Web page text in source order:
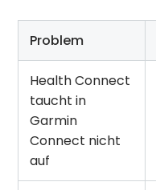
Problem
Health Connect
taucht in
Garmin
Connect nicht
auf